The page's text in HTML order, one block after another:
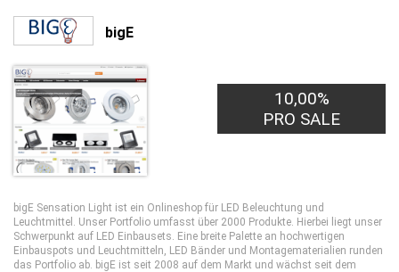
bigE
10,00%
PRO SALE
bigE Sensation Light ist ein Onlineshop für LED Beleuchtung und
Leuchtmittel. Unser Portfolio umfasst über 2000 Produkte. Hierbei liegt unser
Schwerpunkt auf LED Einbausets. Eine breite Palette an hochwertigen
Einbauspots und Leuchtmitteln, LED Bänder und Montagematerialien runden
das Portfolio ab. bigE ist seit 2008 auf dem Markt und wächst seit dem